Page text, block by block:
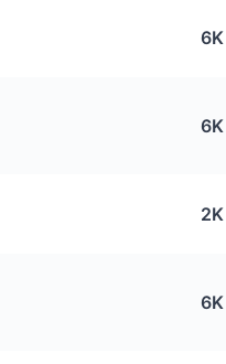
6K
6K
2K
6K